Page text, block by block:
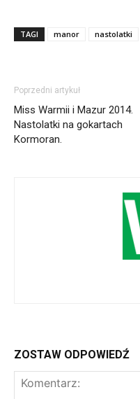
TAGI manor nastolatki
Poprzedni artykuł
Miss Warmii i Mazur 2014.
Nastolatki na gokartach
Kormoran.
ZOSTAW ODPOWIEDŹ